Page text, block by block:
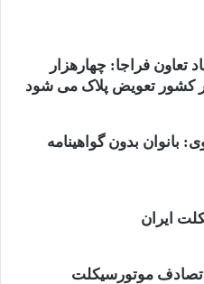
تعاون فراجا: چهارهزار
کشور تعویض پلاک می شود
بانوان بدون گواهینامه
ایران
موتورسیکلت